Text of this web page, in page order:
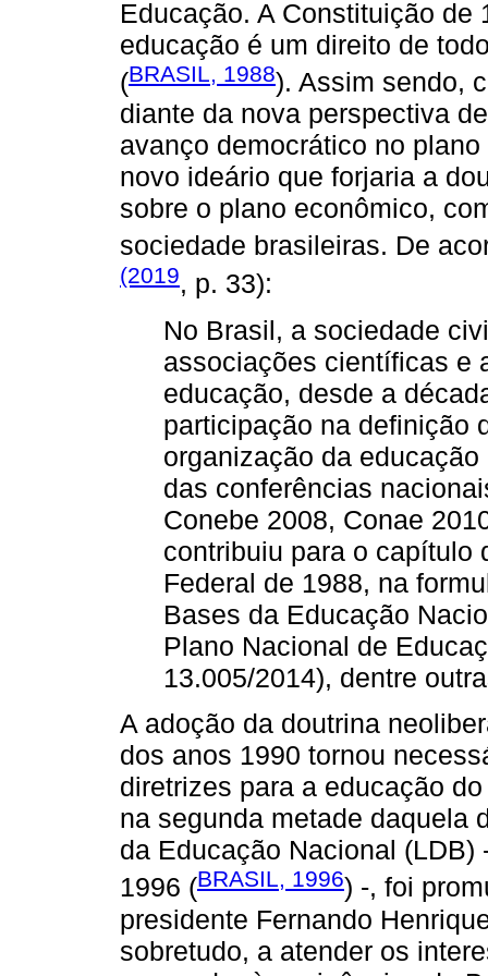
Educação. A Constituição de
educação é um direito de
(BRASIL, 1988). Assim sendo,
diante da nova perspectiva
avanço democrático no
novo ideário que forjaria a
sobre o plano econômico,
sociedade brasileiras. De
(2019, p. 33):
No Brasil, a sociedade
associações científicas e
educação, desde a
participação na definição
organização da
das conferências
Conebe 2008, Conae
contribuiu para o capítulo
Federal de 1988, na
Bases da Educação
Plano Nacional de
13.005/2014), dentre
A adoção da doutrina
dos anos 1990 tornou
diretrizes para a educação
na segunda metade daquela
da Educação Nacional (LDB)
1996 (BRASIL, 1996) -, foi
presidente Fernando
sobretudo, a atender os